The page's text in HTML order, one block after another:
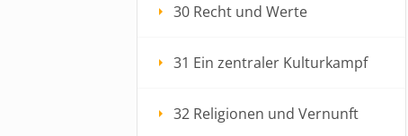
30 Recht und Werte
31 Ein zentraler Kulturkampf
32 Religionen und Vernunft